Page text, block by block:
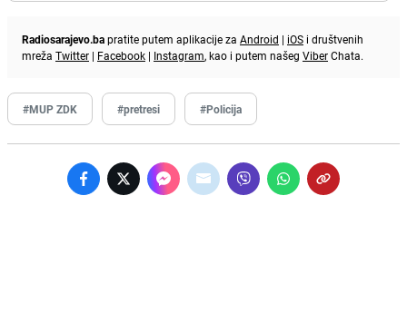
Radiosarajevo.bapratite putem aplikacije za Android | iOS i društvenih
mreža Twitter | Facebook | Instagram, kao i putem našeg ViberChata.
#MUP ZDK #pretresi #Policija